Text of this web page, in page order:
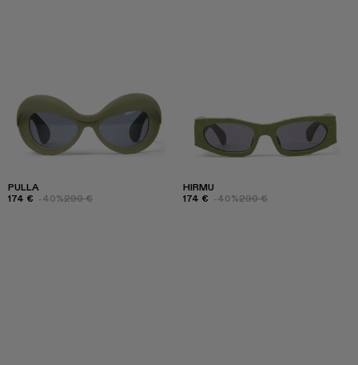
PULLA
174 € -40%290 €
HIRMU
174 € -40%290 €